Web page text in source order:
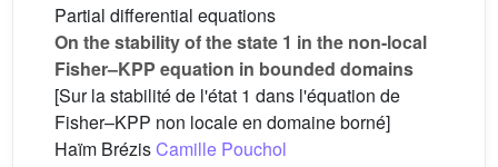
Partial differential equations
On the stability of the state 1 in the non-local
Fisher–KPP equation in bounded domains
[Sur la stabilité de l'état 1 dans l'équation de
Fisher–KPP non locale en domaine borné]
Haïm BrézisCamille Pouchol